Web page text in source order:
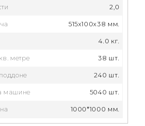
2,0
515x100x38 мм.
4.0 кг.
метре 38 шт.
240 шт.
машине 5040 шт.
1000*1000 мм.